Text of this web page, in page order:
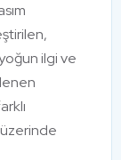
ilgi ve